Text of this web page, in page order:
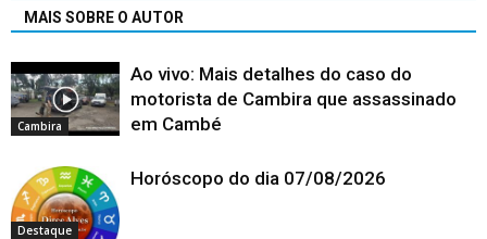
MAIS SOBRE O AUTOR
Cambira
Ao vivo: Mais detalhes do caso do
motorista de Cambira que assassinado
em Cambé
Destaque
Horóscopo do dia 07/08/2026